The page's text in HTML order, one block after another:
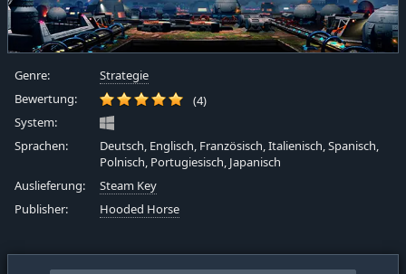
Genre:
Strategie
Bewertung:
(4)
System:
Sprachen:
Deutsch, Englisch, Französisch, Italienisch, Spanisch,
Polnisch, Portugiesisch, Japanisch
Auslieferung:
Steam Key
Publisher:
Hooded Horse